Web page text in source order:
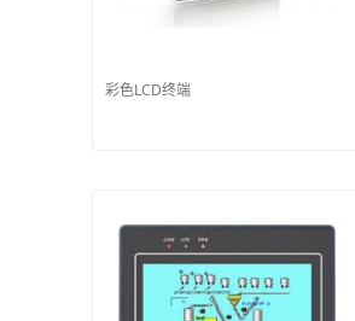
彩色LCD终端